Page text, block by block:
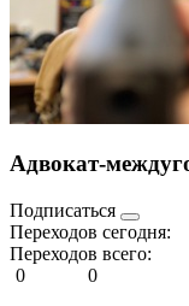
Адвокат-
Подписаться
Переходов сегодня:
Переходов всего:
0
0